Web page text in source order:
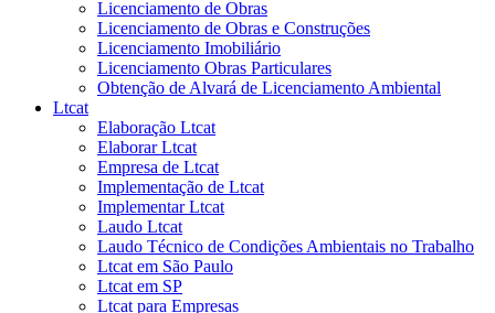
Licenciamento de Obras
Licenciamento de Obras e Construções
Licenciamento Imobiliário
Licenciamento Obras Particulares
Obtenção de Alvará de Licenciamento Ambiental
Ltcat
Elaboração Ltcat
Elaborar Ltcat
Empresa de Ltcat
Implementação de Ltcat
Implementar Ltcat
Laudo Ltcat
Laudo Técnico de Condições Ambientais no Trabalho
Ltcat em São Paulo
Ltcat em SP
Ltcat para Empresas